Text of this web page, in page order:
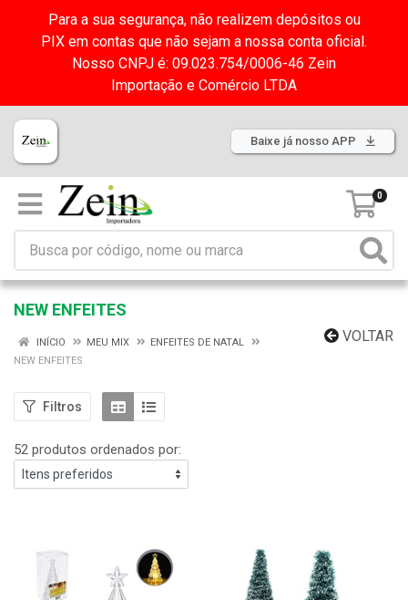
Para a sua segurança, não realizem depósitos ou
PIX em contas que não sejam a nossa conta oficial.
Nosso CNPJ é: 09.023.754/0006-46 Zein
Importação e Comércio LTDA
Baixe já nosso APP
0
NEW ENFEITES
VOLTAR
INÍCIO MEU MIX
ENFEITES DE NATAL
NEW ENFEITES
Filtros
52 produtos ordenados por: